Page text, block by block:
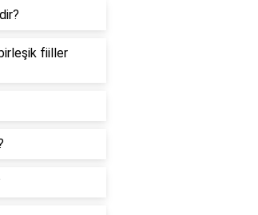
fiiller